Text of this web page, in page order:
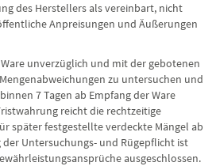
des Herstellers als vereinbart, nicht
Anpreisungen und Äußerungen
unverzüglich und mit der gebotenen
zu untersuchen und
7 Tagen ab Empfang der Ware
reicht die rechtzeitige
später festgestellte verdeckte Mängel ab
der Untersuchungs- und Rügepflicht ist
ausgeschlossen.